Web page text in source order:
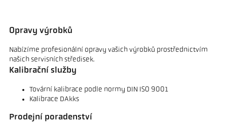
Opravy výrobků
Nabízíme profesionální opravy vašich výrobků prostřednictvím
našich servisních středisek.
Kalibrační služby
Tovární kalibrace podle normy DIN ISO 9001
Kalibrace DAkks
Prodejní poradenství